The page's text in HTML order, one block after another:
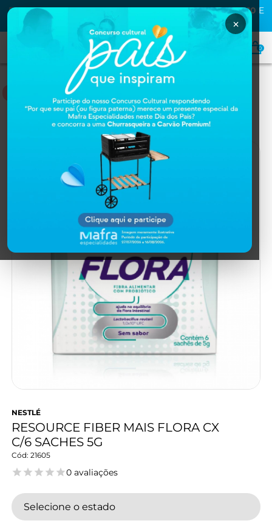
PRIMEIRA COMPRA NA MAFRA? USE O CUPOMMAFRA10 E
GANHE
0
NUTRIÇÃO
Home NUTRIÇÃO
NESTLÉ
RESOURCE FIBER MAIS FLORA CX
C/6 SACHES 5G
21605
0 avaliações
Selecione o estado
×